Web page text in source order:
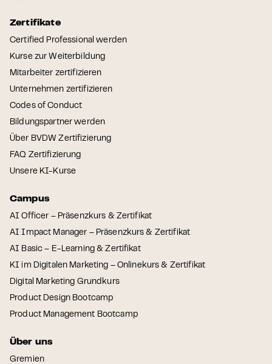
Zertifikate
Certified Professional werden
Kurse zur Weiterbildung
Mitarbeiter zertifizieren
Unternehmen zertifizieren
Codes of Conduct
Bildungspartner werden
Über BVDW Zertifizierung
FAQ Zertifizierung
Unsere KI-Kurse
Campus
AI Officer – Präsenzkurs & Zertifikat
AI Impact Manager – Präsenzkurs & Zertifikat
AI Basic – E-Learning & Zertifikat
KI im Digitalen Marketing – Onlinekurs & Zertifikat
Digital Marketing Grundkurs
Product Design Bootcamp
Product Management Bootcamp
Über uns
Gremien